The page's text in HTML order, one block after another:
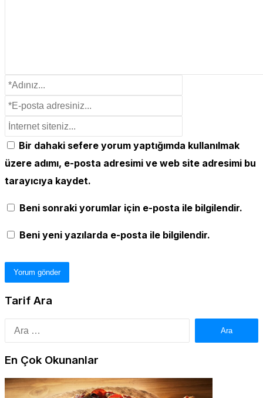
Bir dahaki sefere yorum yaptığımda kullanılmak
üzere adımı, e-posta adresimi ve web site adresimi bu
tarayıcıya kaydet.
Beni sonraki yorumlar için e-posta ile bilgilendir.
Beni yeni yazılarda e-posta ile bilgilendir.
Tarif Ara
Arama:
En Çok Okunanlar